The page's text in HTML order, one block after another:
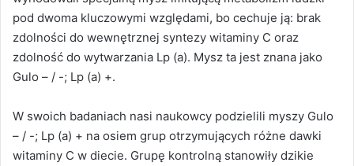
pod dwoma kluczowymi względami, bo cechuje ją: brak
zdolności do wewnętrznej syntezy witaminy C oraz
zdolność do wytwarzania Lp (a). Mysz ta jest znana jako
Gulo – / -; Lp (a) +.
W swoich badaniach nasi naukowcy podzielili myszy Gulo
– / -; Lp (a) + na osiem grup otrzymujących różne dawki
witaminy C w diecie. Grupę kontrolną stanowiły dzikie